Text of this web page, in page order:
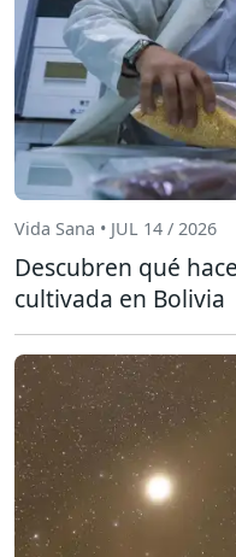
Vida Sana • JUL 14 / 2026
Descubren qué
cultivada en Bolivia